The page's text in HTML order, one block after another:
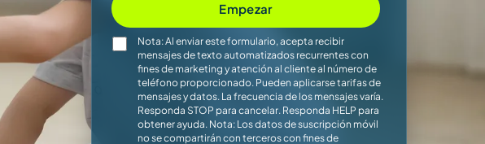
Empezar
Nota: Al enviar este formulario, acepta recibir
mensajes de texto automatizados recurrentes con
fines de marketing y atención al cliente al número de
teléfono proporcionado. Pueden aplicarse tarifas de
mensajes y datos. La frecuencia de los mensajes varía.
Responda STOP para cancelar. Responda HELP para
obtener ayuda. Nota: Los datos de suscripción móvil
no se compartirán con terceros con fines de